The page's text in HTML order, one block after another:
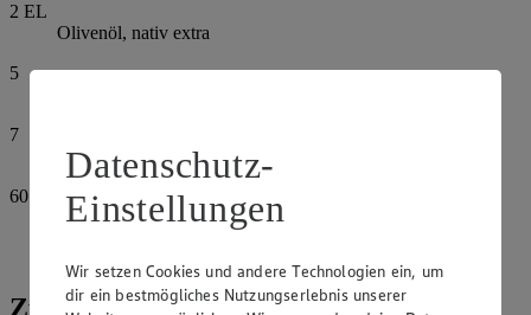
2 EL
Olivenöl, nativ extra
5
7
Salbeiblätter
60
Oliven, schwarz
Zubereitung
Datenschutz-
Einstellungen
Wir setzen Cookies und andere Technologien ein, um
dir ein bestmögliches Nutzungserlebnis unserer